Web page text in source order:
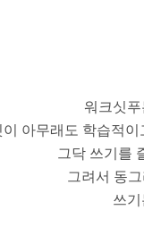
워크싯
이 아무래도 학습적
그닥 쓰기를
그려서 동
쓰